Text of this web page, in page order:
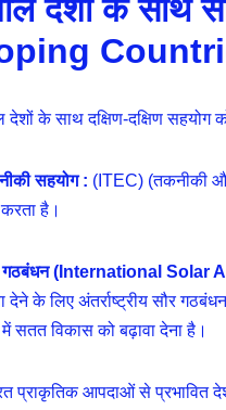
देशों के साथ
देशों के साथ दक्षिण-दक्षिण
सहयोग : (ITEC) (तकनीकी
करता है।
गठबंधन (International Solar
देने के लिए अंतर्राष्ट्रीय सौर
सतत विकास को बढ़ावा देना है।
प्राकृतिक आपदाओं से प्रभावित